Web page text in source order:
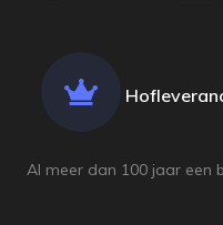
Al meer dan 100 jaar een